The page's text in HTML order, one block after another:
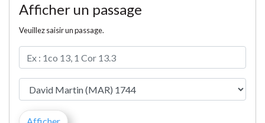
Afficher un passage
Veuillez saisir un passage.